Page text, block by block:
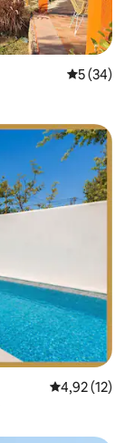
5 de uma
5 (34)
4,92 de uma
4,92 (12)